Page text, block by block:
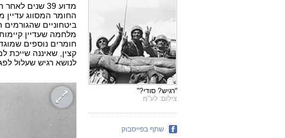
מדוע 39 שנים
החומר המסווג עדיין
ביטחוניים
מלחמה שעדיין
חומרים נוספים
קצין, שאיננה שייכת
לנושא רגיש שעלול
"רגיש? סודי?"
צילום: לע"מ
שתף בפייסבוק